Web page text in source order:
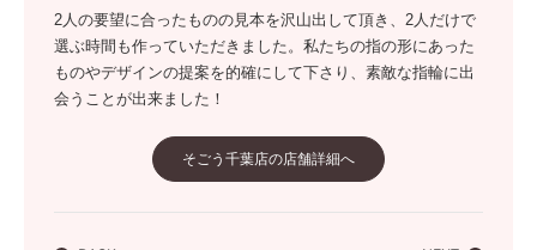
2人の要望に合ったものの見本を沢山出して頂き、2人だけで
選ぶ時間も作っていただきました。私たちの指の形にあった
ものやデザインの提案を的確にして下さり、素敵な指輪に出
会うことが出来ました！
そごう千葉店の店舗詳細へ